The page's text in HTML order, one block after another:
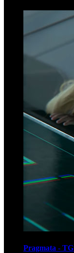
Pragmata -